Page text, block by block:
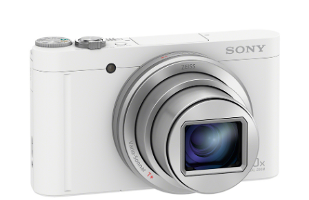
Assassin's Creed Black Flag Resynced
« Le Vent dand les Saules » - Une Belle Histoire !
« Damn Them All » - Un duo de Choc !
Yoshi and the mysterious book